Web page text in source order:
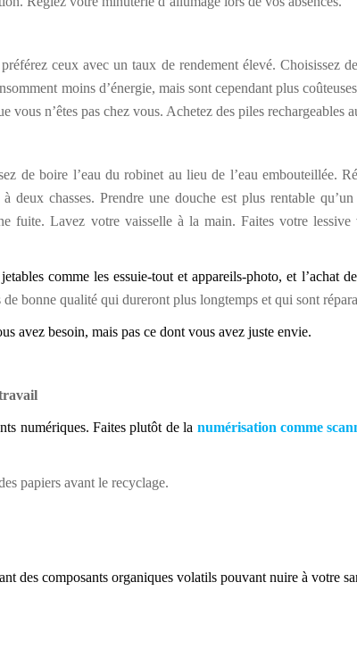
ceux avec un taux de rendement élevé. Choisissez
moins d’énergie, mais sont cependant plus
vous n’êtes pas chez vous. Achetez des piles rechargeables
de boire l’eau du robinet au lieu de l’eau embouteillée.
deux chasses. Prendre une douche est plus rentable
fuite. Lavez votre vaisselle à la main. Faites votre
comme les essuie-tout et appareils-photo, et l’achat
bonne qualité qui dureront plus longtemps et qui sont
avez besoin, mais pas ce dont vous avez juste envie.
numériques. Faites plutôt de la numérisation comme
papiers avant le recyclage.
des composants organiques volatils pouvant nuire à votre